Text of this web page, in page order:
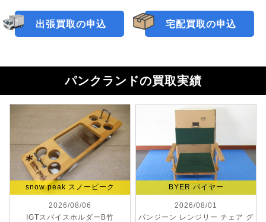
出張買取の申込 宅配買取の申込
パンクランドの買取実績
snow peak スノーピーク
2026/08/06
IGTスパイスホルダーB竹
BYER バイヤー
2026/08/01
パンジーン レンジリー チェア グ